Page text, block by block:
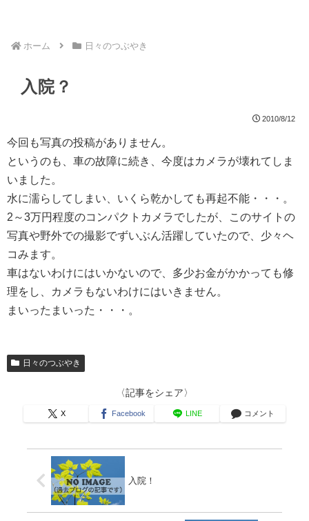
ホーム 日々のつぶやき
入院？
2010/8/12
今回も写真の投稿がありません。
というのも、車の故障に続き、今度はカメラが壊れてしま
いました。
水に濡らしてしまい、いくら乾かしても再起不能・・・。
2～3万円程度のコンパクトカメラでしたが、このサイトの
写真や野外での撮影でずいぶん活躍していたので、少々ヘ
コみます。
車はないわけにはいかないので、多少お金がかかっても修
理をし、カメラもないわけにはいきません。
まいったまいった・・・。
日々のつぶやき
〈記事をシェア〉
X Facebook LINE コメント
入院！